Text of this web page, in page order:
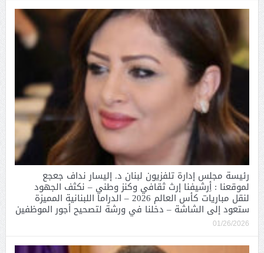
رئيسة مجلس إدارة تلفزيون لبنان د. إليسار نداف جعجع
لموقعنا : أِرشيفنا إرث ثقافي وكنز وطني – نكثف الجهود
لنقل مباريات كأس العالم 2026 – الدراما اللبنانية المميزة
ستعود إلى الشاشة – دخلنا في ورشة لتصحيح أجور الموظفين
01/26/2026